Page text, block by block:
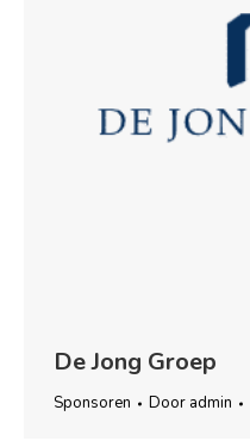
De Jong Groep
Sponsoren Door admin